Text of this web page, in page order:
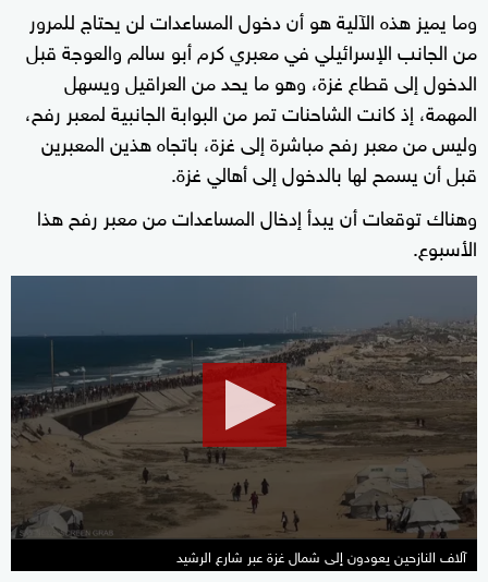
وما يميز هذه الآلية هو أن دخول المساعدات لن يحتاج للمرور
من الجانب الإسرائيلي في معبري كرم أبو سالم والعوجة قبل
الدخول إلى قطاع غزة، وهو ما يحد من العراقيل ويسهل
المهمة، إذ كانت الشاحنات تمر من البوابة الجانبية لمعبر رفح،
وليس من معبر رفح مباشرة إلى غزة، باتجاه هذين المعبرين
قبل أن يسمح لها بالدخول إلى أهالي غزة.
وهناك توقعات أن يبدأ إدخال المساعدات من معبر رفح هذا
الأسبوع.
of
seconds
آلاف النازحين يعودون إلى شمال غزة عبر شارع الرشيد